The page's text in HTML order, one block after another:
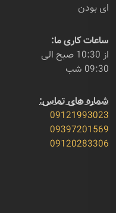
ای بودن
ساعات کاری ما:
از 10:30 صبح الی
09:30 شب
شماره های تماس:
09121993023
09397201569
09120283306